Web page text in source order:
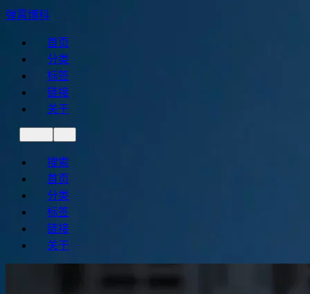
弹霄博科
首页
分类
标签
链接
关于
搜索
首页
分类
标签
链接
关于